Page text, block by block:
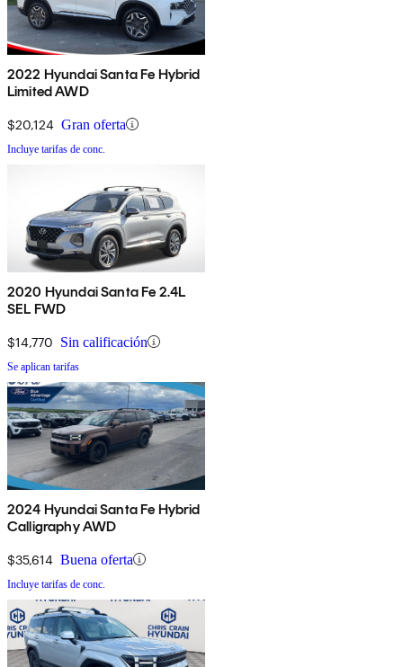
2022 Hyundai Santa Fe Hybrid
Limited AWD
$20,124 Gran oferta
Incluye tarifas de conc.
2020 Hyundai Santa Fe 2.4L
SEL FWD
$14,770 Sin calificación
Se aplican tarifas
2024 Hyundai Santa Fe Hybrid
Calligraphy AWD
$35,614 Buena oferta
Incluye tarifas de conc.